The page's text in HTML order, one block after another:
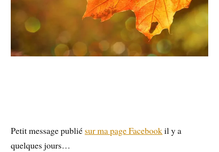
Petit message publié sur ma page Facebookil y a
quelques jours…